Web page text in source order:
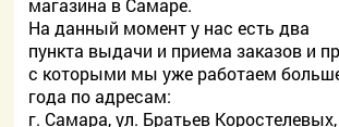
магазина в Самаре.
На данный момент у нас есть два
пункта выдачи и приема заказов и
с которыми мы уже работаем
года по адресам:
г. Самара, ул. Братьев Коростелевых,